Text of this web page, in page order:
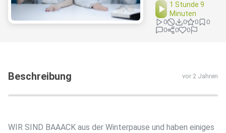
1 Stunde 9
Minuten
0 0 0
0
0
0 0
Beschreibung vor 2 Jahren
WIR SIND BAAACK aus der Winterpause und haben einiges